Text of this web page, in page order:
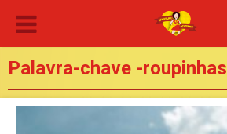
Palavra-chave -roupinhas